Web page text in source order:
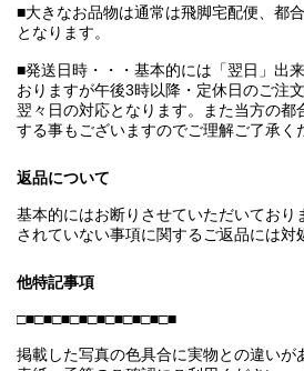
■大きなお品物は通常は飛脚宅配便、都
となります。
■発送日時・・・基本的には「翌日」出
おりますが午後3時以降・定休日のご注
翌々日の対応となります。また当方の都
する事もございますのでご理解ご了承く
返品について
基本的にはお断りさせていただいており
されていない事項に関するご返品には対
他特記事項
□■□■□■□■□■□■□■□■□■
掲載した写真の色具合に実物との違いが